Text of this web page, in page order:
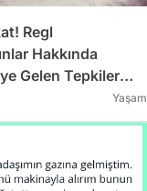
Regl
Hakkında
Gelen Tepkiler
Yaşam